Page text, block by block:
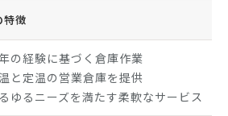
特徴
の経験に基づく倉庫作業
と定温の営業倉庫を提供
ゆるニーズを満たす柔軟なサービス